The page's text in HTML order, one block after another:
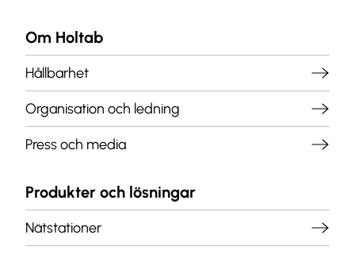
Om Holtab
Hållbarhet
Organisation och ledning
Press och media
Produkter och lösningar
Nätstationer